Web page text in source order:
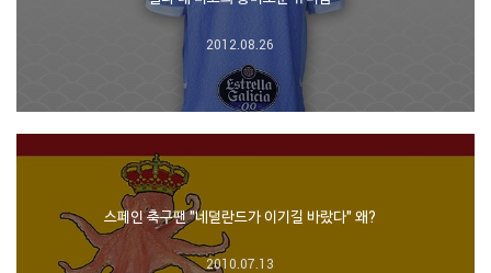
2012.08.26
스페인 축구팬 "네덜란드가 이기길 바랐다" 왜?
2010.07.13